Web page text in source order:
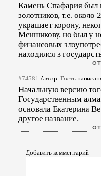
Камень Спафария был
золотников, т.е. около
украшает корону,
Меншикову, но был у
финансовых
находился в
#74581 Автор: Гость
Начальную версию
Государственным
основала Екатерина
другое название.
Добавить комментарий